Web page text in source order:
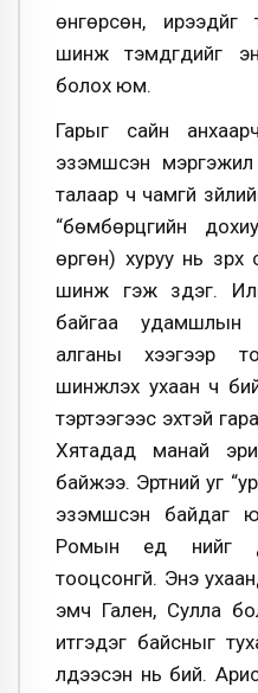
өнгөрсөн, ирээдүйг
шинж тэмдгүүдийг
болох юм.
Гарыг сайн
эзэмшсэн мэргэжил
талаар ч чамгүй
“бөмбөрцгийн
өргөн) хуруу нь
шинж гэж үздэг.
байгаа удамшлын
алганы хээгээр
шинжлэх ухаан ч
тэртээгээс эхтэй
Хятадад манай
байжээ. Эртний уг
эзэмшсэн байдаг
Ромын үед үүнийг
тооцсонгүй. Энэ
эмч Гален, Сулла
итгэдэг байсныг
үлдээсэн нь бий.